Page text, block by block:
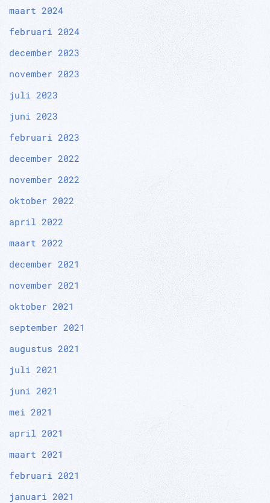
maart 2024
februari 2024
december 2023
november 2023
juli 2023
juni 2023
februari 2023
december 2022
november 2022
oktober 2022
april 2022
maart 2022
december 2021
november 2021
oktober 2021
september 2021
augustus 2021
juli 2021
juni 2021
mei 2021
april 2021
maart 2021
februari 2021
januari 2021